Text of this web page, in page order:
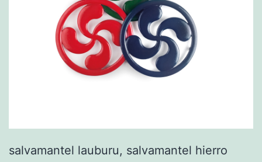
salvamantel lauburu, salvamantel hierro